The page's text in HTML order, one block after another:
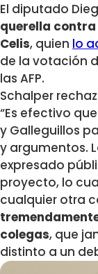
El diputado
querella
Celis, quien lo
de la votación
las AFP.
Schalper
“Es efectivo
y Galleguillos
y argumentos.
expresado
proyecto, lo
cualquier otra
colegas, que
distinto a un